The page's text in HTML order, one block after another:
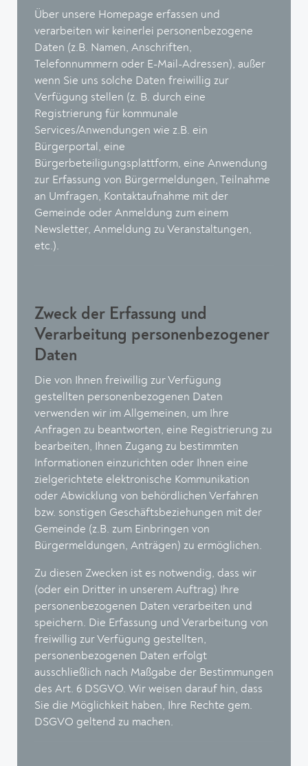
Über unsere Homepage erfassen und
verarbeiten wir keinerlei personenbezogene
Daten (z.B. Namen, Anschriften,
Telefonnummern oder E-Mail-Adressen), außer
wenn Sie uns solche Daten freiwillig zur
Verfügung stellen (z. B. durch eine
Registrierung für kommunale
Services/Anwendungen wie z.B. ein
Bürgerportal, eine
Bürgerbeteiligungsplattform, eine Anwendung
zur Erfassung von Bürgermeldungen, Teilnahme
an Umfragen, Kontaktaufnahme mit der
Gemeinde oder Anmeldung zum einem
Newsletter, Anmeldung zu Veranstaltungen,
etc.).
Zweck der Erfassung und
Verarbeitung personenbezogener
Daten
Die von Ihnen freiwillig zur Verfügung
gestellten personenbezogenen Daten
verwenden wir im Allgemeinen, um Ihre
Anfragen zu beantworten, eine Registrierung zu
bearbeiten, Ihnen Zugang zu bestimmten
Informationen einzurichten oder Ihnen eine
zielgerichtete elektronische Kommunikation
oder Abwicklung von behördlichen Verfahren
bzw. sonstigen Geschäftsbeziehungen mit der
Gemeinde (z.B. zum Einbringen von
Bürgermeldungen, Anträgen) zu ermöglichen.
Zu diesen Zwecken ist es notwendig, dass wir
(oder ein Dritter in unserem Auftrag) Ihre
personenbezogenen Daten verarbeiten und
speichern. Die Erfassung und Verarbeitung von
freiwillig zur Verfügung gestellten,
personenbezogenen Daten erfolgt
ausschließlich nach Maßgabe der Bestimmungen
des Art. 6 DSGVO. Wir weisen darauf hin, dass
Sie die Möglichkeit haben, Ihre Rechte gem.
DSGVO geltend zu machen.